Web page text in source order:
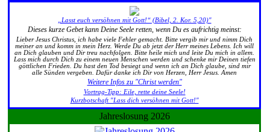
„Lasst euch versöhnen mit Gott!“ (Bibel, 2. Kor. 5,20)"
Dieses kurze Gebet kann Deine Seele retten, wenn Du es aufrichtig meinst:
Lieber Jesus Christus, ich habe viele Fehler gemacht. Bitte vergib mir und nimm Dich
meiner an und komm in mein Herz. Werde Du ab jetzt der Herr meines Lebens. Ich will
an Dich glauben und Dir treu nachfolgen. Bitte heile mich und leite Du mich in allem.
Lass mich durch Dich zu einem neuen Menschen werden und schenke mir Deinen tiefen
göttlichen Frieden. Du hast den Tod besiegt und wenn ich an Dich glaube, sind mir
alle Sünden vergeben. Dafür danke ich Dir von Herzen, Herr Jesus. Amen
Weitere Infos zu "Christ werden"
Vortrag-Tipp: Eile, rette deine Seele!
Kurzbotschaft "Lass dich versöhnen mit Gott!"
Jahreslosung 2026